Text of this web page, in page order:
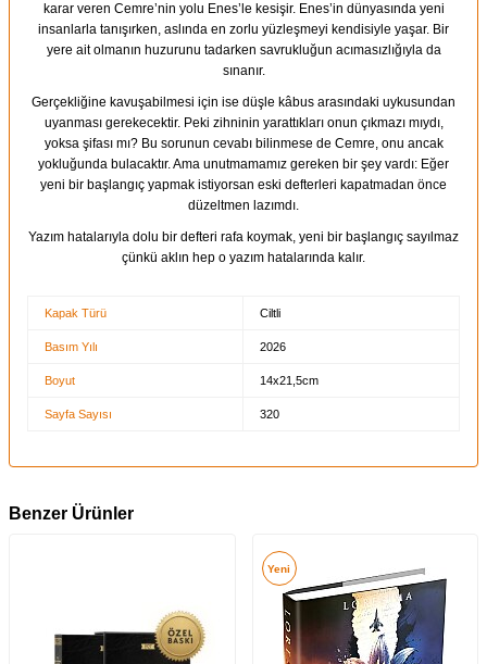
karar veren Cemre’nin yolu Enes’le kesişir. Enes’in dünyasında yeni
insanlarla tanışırken, aslında en zorlu yüzleşmeyi kendisiyle yaşar. Bir
yere ait olmanın huzurunu tadarken savrukluğun acımasızlığıyla da
sınanır.
Gerçekliğine kavuşabilmesi için ise düşle kâbus arasındaki uykusundan
uyanması gerekecektir. Peki zihninin yarattıkları onun çıkmazı mıydı,
yoksa şifası mı? Bu sorunun cevabı bilinmese de Cemre, onu ancak
yokluğunda bulacaktır. Ama unutmamamız gereken bir şey vardı: Eğer
yeni bir başlangıç yapmak istiyorsan eski defterleri kapatmadan önce
düzeltmen lazımdı.
Yazım hatalarıyla dolu bir defteri rafa koymak, yeni bir başlangıç sayılmaz
çünkü aklın hep o yazım hatalarında kalır.
Kapak Türü Ciltli
Basım Yılı 2026
Boyut 14x21,5cm
Sayfa Sayısı 320
Benzer Ürünler
Yeni